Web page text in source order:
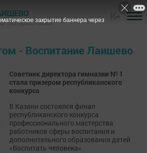
Лаишевский район
- Воспитание Лаишево
Советник директора гимназии № 1
стала призером республиканского
конкурса
В Казани состоялся финал
республиканского конкурса
профессионального мастерства
работников сферы воспитания и
дополнительного образования детей
«Воспитать человека».
закрытие баннера через